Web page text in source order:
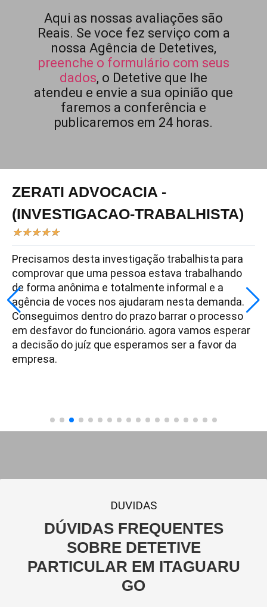
Aqui as nossas avaliações são
Reais. Se voce fez serviço com a
nossa Agência de Detetives,
preenche o formulário com seus
dados, o Detetive que lhe
atendeu e envie a sua opinião que
faremos a conferência e
publicaremos em 24 horas.
ZERATI ADVOCACIA -
(INVESTIGACAO-TRABALHISTA)
★★★★★
Precisamos desta investigação trabalhista para
comprovar que uma pessoa estava trabalhando
de forma anônima e totalmente informal e a
agência de voces nos ajudaram nesta demanda.
Conseguimos dentro do prazo barrar o processo
em desfavor do funcionário. agora vamos esperar
a decisão do juíz que esperamos ser a favor da
empresa.
DUVIDAS
DÚVIDAS FREQUENTES
SOBRE DETETIVE
PARTICULAR EM ITAGUARU
GO